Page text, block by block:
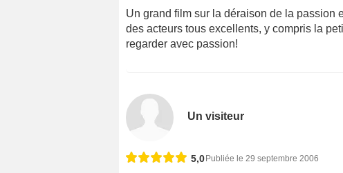
Un grand film sur la déraison de la passion
des acteurs tous excellents, y compris la
regarder avec passion!
Un visiteur
5,0 Publiée le 29 septembre 2006